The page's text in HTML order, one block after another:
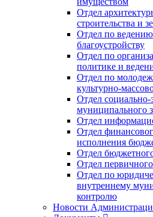
Отдел
строительства и
Отдел по ведению
благоустройству
Отдел по
политике и
Отдел по
культурно-
Отдел социально-
муниципального
Отдел
Отдел
исполнения
Отдел
Отдел
Отдел по
внутреннему
контролю
Новости